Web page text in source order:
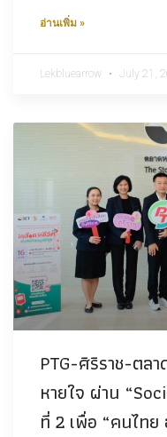
อ่านเพิ่ม »
Lekbluearrow July 21,
PTG-ศิริราช-ตล
หายใจ ผ่าน
ที่ 2 เพื่อ “คนไท